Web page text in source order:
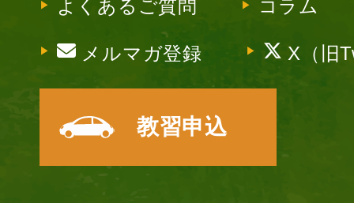
よくあるご質問 コラム
メルマガ登録 X（旧
教習申込